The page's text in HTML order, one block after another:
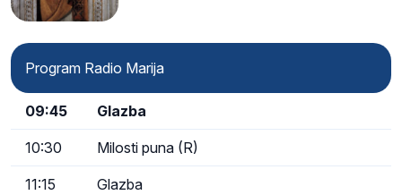
Program Radio Marija
09:45 Glazba
10:30 Milosti puna (R)
11:15 Glazba